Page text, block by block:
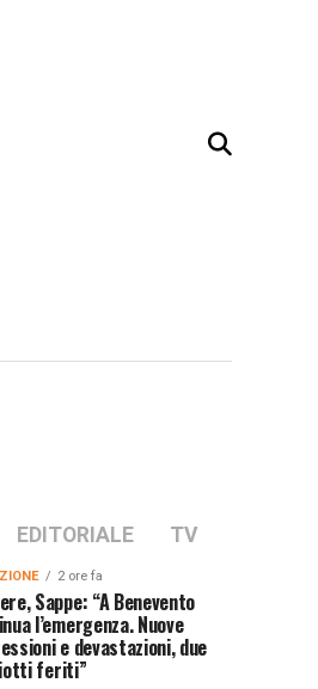
EDITORIALE TV
2 ore fa
Sappe: “A Benevento
l’emergenza. Nuove
e devastazioni, due
feriti”